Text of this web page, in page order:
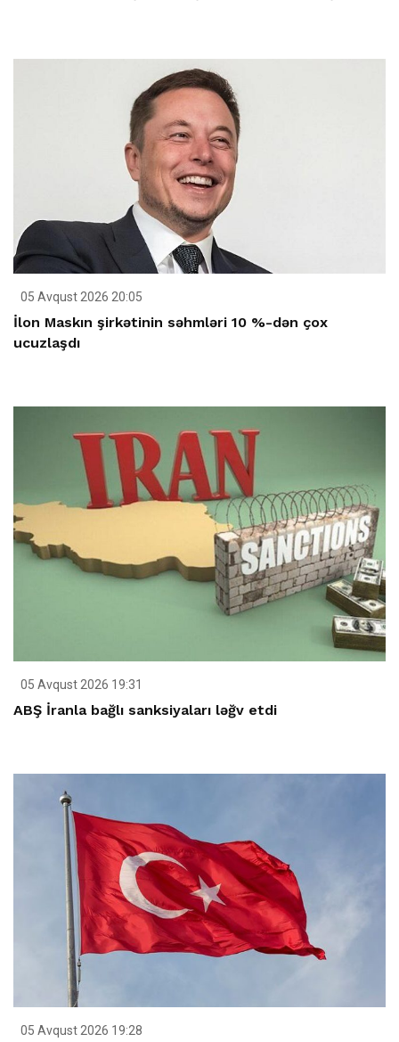
05 Avqust 2026 20:05
İlon Maskın şirkətinin səhmləri 10 %-dən çox
ucuzlaşdı
05 Avqust 2026 19:31
ABŞ İranla bağlı sanksiyaları ləğv etdi
05 Avqust 2026 19:28